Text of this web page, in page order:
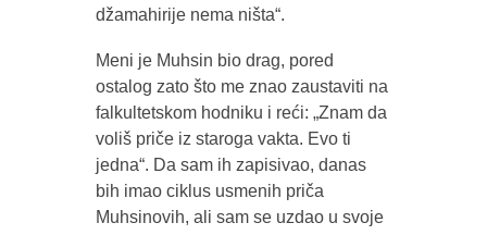
džamahirije nema ništa“.
Meni je Muhsin bio drag, pored
ostalog zato što me znao zaustaviti na
falkultetskom hodniku i reći: „Znam da
voliš priče iz staroga vakta. Evo ti
jedna“. Da sam ih zapisivao, danas
bih imao ciklus usmenih priča
Muhsinovih, ali sam se uzdao u svoje